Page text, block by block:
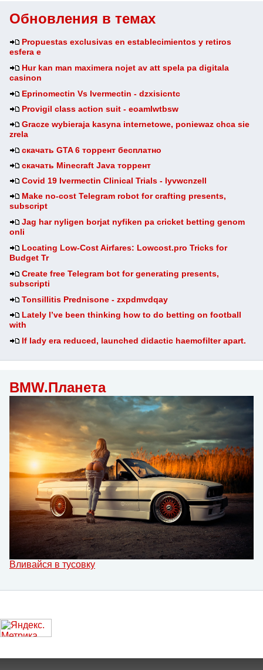
Обновления в темах
Propuestas exclusivas en establecimientos y retiros
esfera e
Hur kan man maximera nojet av att spela pa digitala
casinon
Eprinomectin Vs Ivermectin - dzxisicntc
Provigil class action suit - eoamlwtbsw
Gracze wybieraja kasyna internetowe, poniewaz chca sie
zrela
скачать GTA 6 торрент бесплатно
скачать Minecraft Java торрент
Covid 19 Ivermectin Clinical Trials - lyvwcnzell
Make no-cost Telegram robot for crafting presents,
subscript
Jag har nyligen borjat nyfiken pa cricket betting genom
onli
Locating Low-Cost Airfares: Lowcost.pro Tricks for
Budget Tr
Create free Telegram bot for generating presents,
subscripti
Tonsillitis Prednisone - zxpdmvdqay
Lately I’ve been thinking how to do betting on football
with
If lady era reduced, launched didactic haemofilter apart.
BMW.Планета
Вливайся в тусовку